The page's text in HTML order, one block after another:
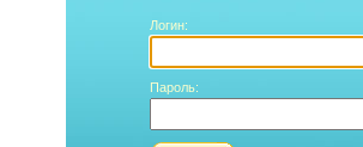
Логин:
Пароль: